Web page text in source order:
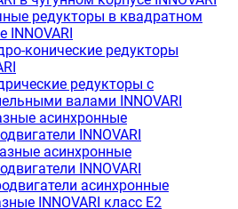
редукторы в квадратном
INNOVARI
конические редукторы
редукторы с
валами INNOVARI
асинхронные
INNOVARI
асинхронные
INNOVARI
асинхронные
INNOVARI класс E2